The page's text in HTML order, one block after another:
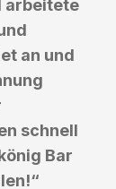
arbeitete
an und
schnell
Bar